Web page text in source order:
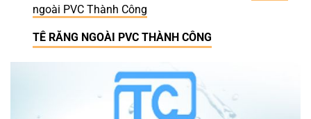
ngoài PVC Thành Công
TÊ RĂNG NGOÀI PVC THÀNH CÔNG